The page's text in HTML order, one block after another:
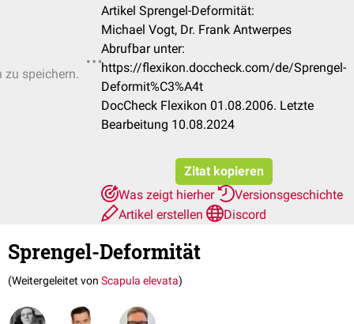
zu speichern.
Artikel Sprengel-Deformität:
Michael Vogt, Dr. Frank Antwerpes
Abrufbar unter:
https://flexikon.doccheck.com/de/Sprengel-
Deformit%C3%A4t
DocCheck Flexikon 01.08.2006. Letzte
Bearbeitung 10.08.2024
Zitat kopieren
Was zeigt hierher
Versionsgeschichte
Artikel erstellen
Discord
Sprengel-Deformität
(Weitergeleitet von Scapula elevata)